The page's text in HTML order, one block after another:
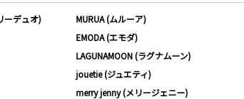
ーデュオ)
MURUA (ムルーア)
EMODA (エモダ)
LAGUNAMOON (ラグナムーン)
jouetie (ジュエティ)
merry jenny (メリージェニー)